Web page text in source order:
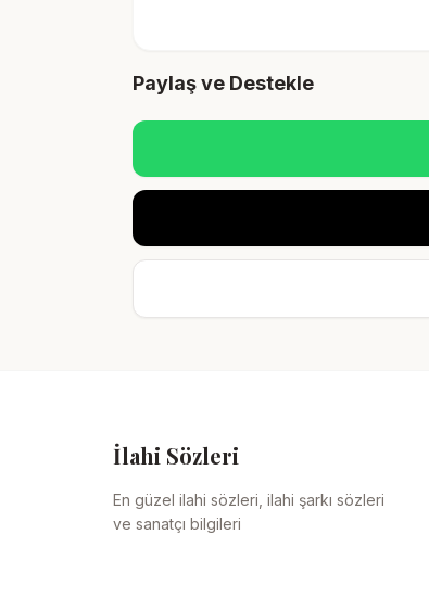
Paylaş ve Destekle
İlahi Sözleri
En güzel ilahi sözleri, ilahi şarkı sözleri
ve sanatçı bilgileri